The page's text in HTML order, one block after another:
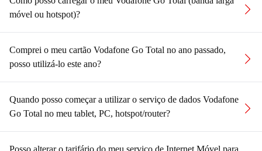
móvel ou hotspot)?
Comprei o meu cartão Vodafone Go Total no ano passado,
posso utilizá-lo este ano?
Quando posso começar a utilizar o serviço de dados Vodafone
Go Total no meu tablet, PC, hotspot/router?
Posso alterar o tarifário do meu serviço de Internet Móvel para